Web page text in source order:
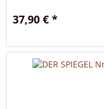
37,90 € *